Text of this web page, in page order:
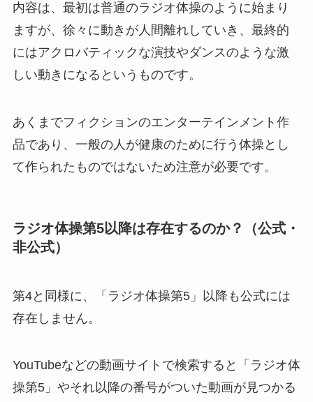
内容は、最初は普通のラジオ体操のように始まり
ますが、徐々に動きが人間離れしていき、最終的
にはアクロバティックな演技やダンスのような激
しい動きになるというものです。
あくまでフィクションのエンターテインメント作
品であり、一般の人が健康のために行う体操とし
て作られたものではないため注意が必要です。
ラジオ体操第5以降は存在するのか？（公式・
非公式）
第4と同様に、「ラジオ体操第5」以降も公式には
存在しません。
YouTubeなどの動画サイトで検索すると「ラジオ体
操第5」やそれ以降の番号がついた動画が見つかる